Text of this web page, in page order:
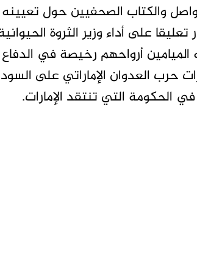
والكتاب الصحفيين حول
على أداء وزير الثروة
أرواحهم رخيصة في
حرب العدوان الإماراتي على
الحكومة التي تنتقد الإمارات.